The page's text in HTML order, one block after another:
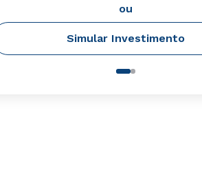
ou
Simular Investimento